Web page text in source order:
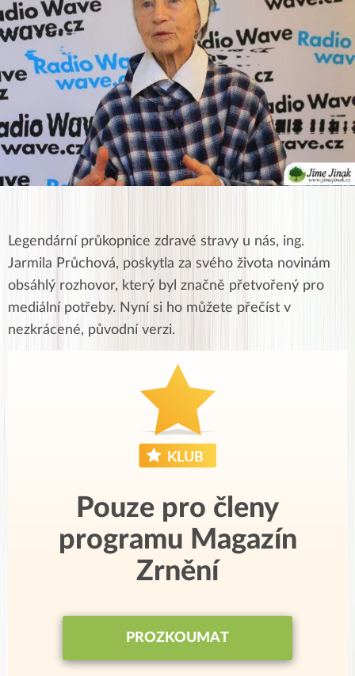
Legendární průkopnice zdravé stravy u nás, ing.
Jarmila Průchová, poskytla za svého života novinám
obsáhlý rozhovor, který byl značně přetvořený pro
mediální potřeby. Nyní si ho můžete přečíst v
nezkrácené, původní verzi.
Pouze pro členy
programu Magazín
Zrnění
PROZKOUMAT